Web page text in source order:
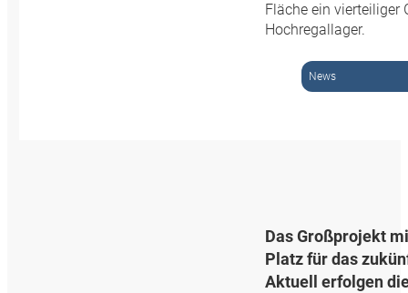
Fläche ein
Hochregallager.
News
Das Großprojekt
Platz für das
Aktuell erfolgen